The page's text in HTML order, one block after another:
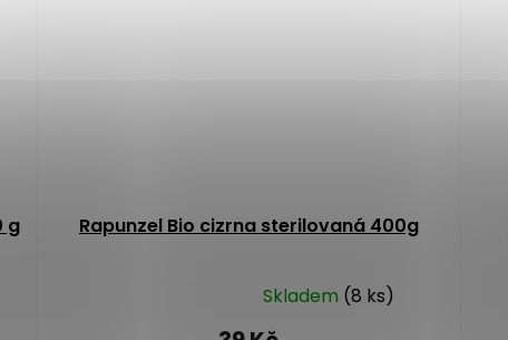
g Rapunzel Bio cizrna sterilovaná 400g
Skladem (8 ks)